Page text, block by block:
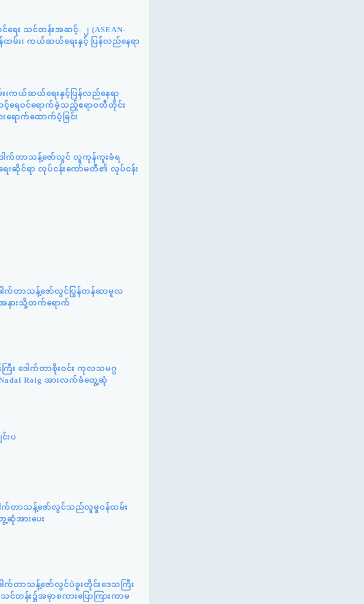
ေး သင်တန်းအဆင့်- ၂ (ASEAN-
န်ထမ်း၊ ကယ်ဆယ်ရေးနှင့် ပြန်လည်နေရာ
၊ကယ်ဆယ်ရေးနှင့်ပြန်လည်နေရာ
ောင့်ရေဝင်ရောက်ခဲ့သည့်ဧရာဝတီတိုင်း
ောက်ထောက်ပံ့ခြင်း
ေါက်တာသန့်ဇော်လွင် လူကုန်ကူးခံရ
ေးဆိုင်ရာ လုပ်ငန်းကော်မတီ၏ လုပ်ငန်း
ါက်တာသန့်ဇော်လွင်ပြွန်တန်ဆာမူလ
အနားသို့တက်ရောက်
ြီး ဒေါက်တာစိုးဝင်း ကုလသမဂ္ဂ
Nadal Roig အားလက်ခံတွေ့ဆုံ
းပ
ေါက်တာသန့်ဇော်လွင်သည်လူမှုဝန်ထမ်း
ေ့ဆုံအားပေး
ါက်တာသန့်ဇော်လွင်ပဲခူးတိုင်းဒေသကြီး
န်း၌အမှာစကားပြောကြားကာမ